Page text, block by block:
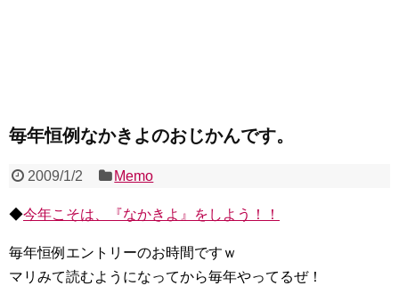
毎年恒例なかきよのおじかんです。
2009/1/2 Memo
◆今年こそは、『なかきよ』をしよう！！
毎年恒例エントリーのお時間ですｗ
マリみて読むようになってから毎年やってるぜ！